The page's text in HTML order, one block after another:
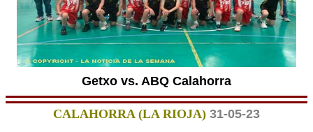
Getxo vs. ABQ Calahorra
CALAHORRA (LA RIOJA) 31-05-23